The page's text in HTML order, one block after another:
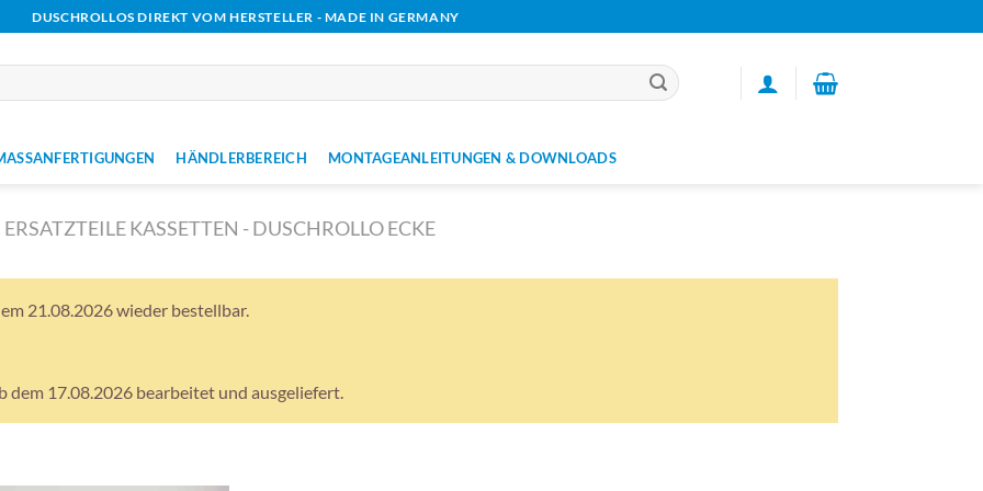
DUSCHROLLOS DIREKT VOM HERSTELLER - MADE IN GERMANY
HÄNDLERBEREICH MONTAGEANLEITUNGEN & DOWNLOADS
ERSATZTEILE KASSETTEN - DUSCHROLLO ECKE
21.08.2026 wieder bestellbar.
dem 17.08.2026 bearbeitet und ausgeliefert.